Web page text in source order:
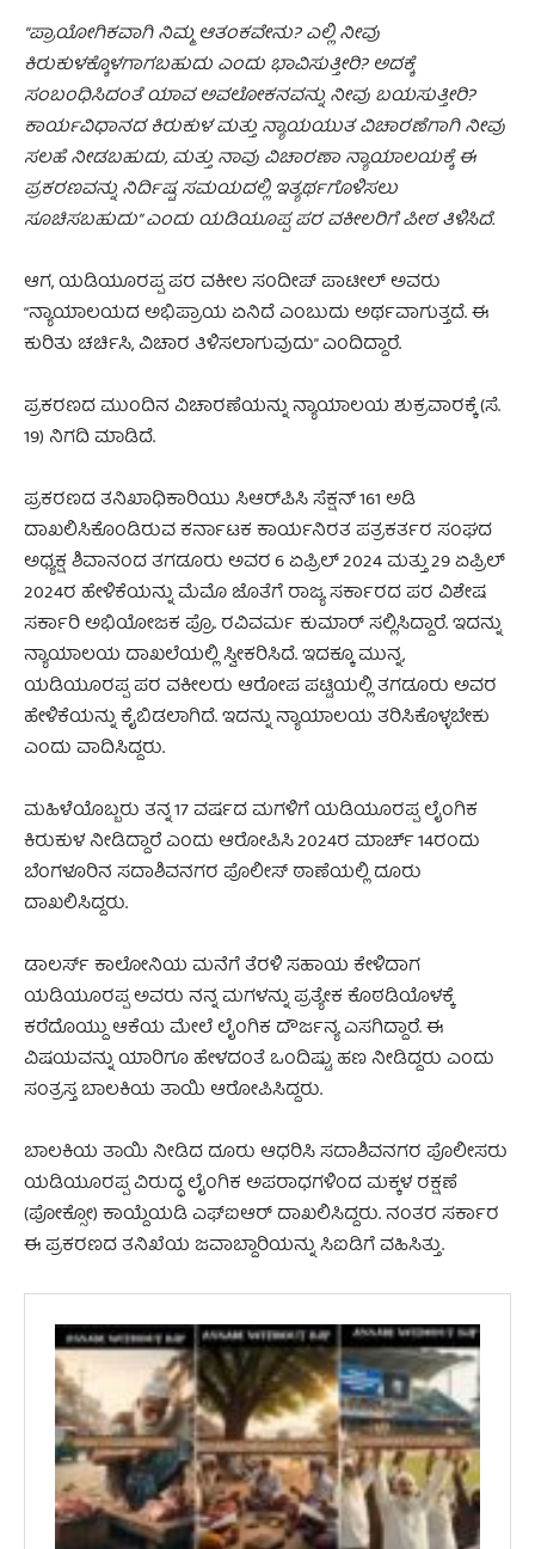
“ಪ್ರಾಯೋಗಿಕವಾಗಿ ನಿಮ್ಮ ಆತಂಕವೇನು? ಎಲ್ಲಿ ನೀವು
ಕಿರುಕುಳಕ್ಕೊಳಗಾಗಬಹುದು ಎಂದು ಭಾವಿಸುತ್ತೀರಿ? ಅದಕ್ಕೆ
ಸಂಬಂಧಿಸಿದಂತೆ ಯಾವ ಅವಲೋಕನವನ್ನು ನೀವು ಬಯಸುತ್ತೀರಿ?
ಕಾರ್ಯವಿಧಾನದ ಕಿರುಕುಳ ಮತ್ತು ನ್ಯಾಯಯುತ ವಿಚಾರಣೆಗಾಗಿ ನೀವು
ಸಲಹೆ ನೀಡಬಹುದು, ಮತ್ತು ನಾವು ವಿಚಾರಣಾ ನ್ಯಾಯಾಲಯಕ್ಕೆ ಈ
ಪ್ರಕರಣವನ್ನು ನಿರ್ದಿಷ್ಟ ಸಮಯದಲ್ಲಿ ಇತ್ಯರ್ಥಗೊಳಿಸಲು
ಸೂಚಿಸಬಹುದು” ಎಂದು ಯಡಿಯೂಪ್ಪ ಪರ ವಕೀಲರಿಗೆ ಪೀಠ ತಿಳಿಸಿದೆ.
ಆಗ, ಯಡಿಯೂರಪ್ಪ ಪರ ವಕೀಲ ಸಂದೀಪ್ ಪಾಟೀಲ್‌ ಅವರು
“ನ್ಯಾಯಾಲಯದ ಅಭಿಪ್ರಾಯ ಏನಿದೆ ಎಂಬುದು ಅರ್ಥವಾಗುತ್ತದೆ. ಈ
ಕುರಿತು ಚರ್ಚಿಸಿ, ವಿಚಾರ ತಿಳಿಸಲಾಗುವುದು” ಎಂದಿದ್ದಾರೆ.
ಪ್ರಕರಣದ ಮುಂದಿನ ವಿಚಾರಣೆಯನ್ನು ನ್ಯಾಯಾಲಯ ಶುಕ್ರವಾರಕ್ಕೆ (ಸೆ.
19) ನಿಗದಿ ಮಾಡಿದೆ.
ಪ್ರಕರಣದ ತನಿಖಾಧಿಕಾರಿಯು ಸಿಆರ್‌ಪಿಸಿ ಸೆಕ್ಷನ್‌ 161 ಅಡಿ
ದಾಖಲಿಸಿಕೊಂಡಿರುವ ಕರ್ನಾಟಕ ಕಾರ್ಯನಿರತ ಪತ್ರಕರ್ತರ ಸಂಘದ
ಅಧ್ಯಕ್ಷ ಶಿವಾನಂದ ತಗಡೂರು ಅವರ 6 ಏಪ್ರಿಲ್ 2024 ಮತ್ತು 29 ಏಪ್ರಿಲ್
2024ರ ಹೇಳಿಕೆಯನ್ನು ಮೆಮೊ ಜೊತೆಗೆ ರಾಜ್ಯ ಸರ್ಕಾರದ ಪರ ವಿಶೇಷ
ಸರ್ಕಾರಿ ಅಭಿಯೋಜಕ ಪ್ರೊ. ರವಿವರ್ಮ ಕುಮಾರ್‌ ಸಲ್ಲಿಸಿದ್ದಾರೆ. ಇದನ್ನು
ನ್ಯಾಯಾಲಯ ದಾಖಲೆಯಲ್ಲಿ ಸ್ವೀಕರಿಸಿದೆ. ಇದಕ್ಕೂ ಮುನ್ನ,
ಯಡಿಯೂರಪ್ಪ ಪರ ವಕೀಲರು ಆರೋಪ ಪಟ್ಟಿಯಲ್ಲಿ ತಗಡೂರು ಅವರ
ಹೇಳಿಕೆಯನ್ನು ಕೈಬಿಡಲಾಗಿದೆ. ಇದನ್ನು ನ್ಯಾಯಾಲಯ ತರಿಸಿಕೊಳ್ಳಬೇಕು
ಎಂದು ವಾದಿಸಿದ್ದರು.
ಮಹಿಳೆಯೊಬ್ಬರು ತನ್ನ 17 ವರ್ಷದ ಮಗಳಿಗೆ ಯಡಿಯೂರಪ್ಪ ಲೈಂಗಿಕ
ಕಿರುಕುಳ ನೀಡಿದ್ದಾರೆ ಎಂದು ಆರೋಪಿಸಿ 2024ರ ಮಾರ್ಚ್ 14ರಂದು
ಬೆಂಗಳೂರಿನ ಸದಾಶಿವನಗರ ಪೊಲೀಸ್ ಠಾಣೆಯಲ್ಲಿ ದೂರು
ದಾಖಲಿಸಿದ್ದರು.
ಡಾಲರ್ಸ್ ಕಾಲೋನಿಯ ಮನೆಗೆ ತೆರಳಿ ಸಹಾಯ ಕೇಳಿದಾಗ
ಯಡಿಯೂರಪ್ಪ ಅವರು ನನ್ನ ಮಗಳನ್ನು ಪ್ರತ್ಯೇಕ ಕೊಠಡಿಯೊಳಕ್ಕೆ
ಕರೆದೊಯ್ದು ಆಕೆಯ ಮೇಲೆ ಲೈಂಗಿಕ ದೌರ್ಜನ್ಯ ಎಸಗಿದ್ದಾರೆ. ಈ
ವಿಷಯವನ್ನು ಯಾರಿಗೂ ಹೇಳದಂತೆ ಒಂದಿಷ್ಟು ಹಣ ನೀಡಿದ್ದರು ಎಂದು
ಸಂತ್ರಸ್ತ ಬಾಲಕಿಯ ತಾಯಿ ಆರೋಪಿಸಿದ್ದರು.
ಬಾಲಕಿಯ ತಾಯಿ ನೀಡಿದ ದೂರು ಆಧರಿಸಿ ಸದಾಶಿವನಗರ ಪೊಲೀಸರು
ಯಡಿಯೂರಪ್ಪ ವಿರುದ್ಧ ಲೈಂಗಿಕ ಅಪರಾಧಗಳಿಂದ ಮಕ್ಕಳ ರಕ್ಷಣೆ
(ಪೋಕ್ಸೋ) ಕಾಯ್ದೆಯಡಿ ಎಫ್​ಐಆರ್ ದಾಖಲಿಸಿದ್ದರು. ನಂತರ ಸರ್ಕಾರ
ಈ ಪ್ರಕರಣದ ತನಿಖೆಯ ಜವಾಬ್ದಾರಿಯನ್ನು ಸಿಐಡಿಗೆ ವಹಿಸಿತ್ತು.